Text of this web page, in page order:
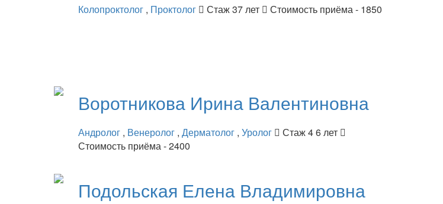
Колопроктолог , Проктолог Стаж 37 лет Стоимость приёма - 1850
Воротникова Ирина Валентиновна
Андролог , Венеролог , Дерматолог , Уролог
Стаж 4 6 лет
Стоимость приёма - 2400
Подольская Елена Владимировна